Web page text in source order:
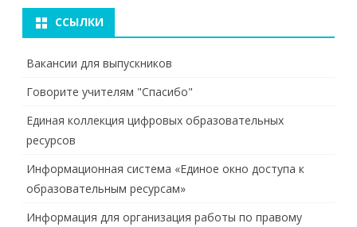
ССЫЛКИ
Вакансии для выпускников
Говорите учителям "Спасибо"
Единая коллекция цифровых образовательных
ресурсов
Информационная система «Единое окно доступа к
образовательным ресурсам»
Информация для организация работы по правому